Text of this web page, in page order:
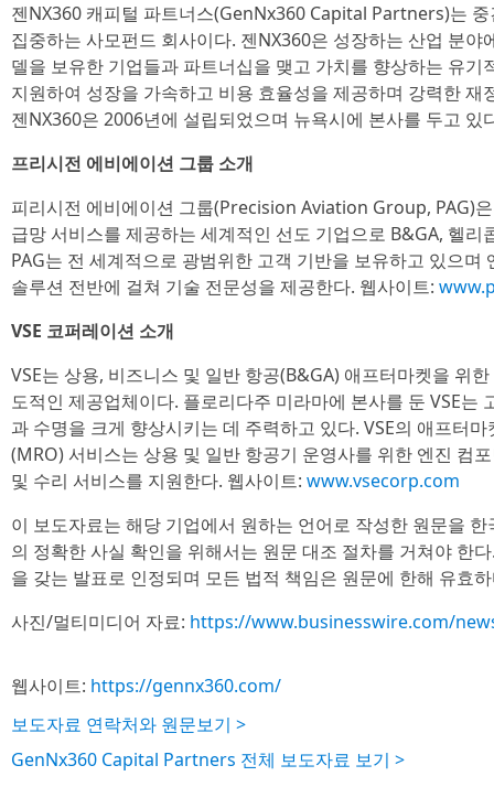
젠NX360 캐피털 파트너스(GenNx360 Capital Partners)는
집중하는 사모펀드 회사이다. 젠NX360은 성장하는 산업 분
델을 보유한 기업들과 파트너십을 맺고 가치를 향상하는 유
지원하여 성장을 가속하고 비용 효율성을 제공하며 강력한
젠NX360은 2006년에 설립되었으며 뉴욕시에 본사를 두고 있
프리시전 에비에이션 그룹 소개
피리시전 에비에이션 그룹(Precision Aviation Group, PAG)
급망 서비스를 제공하는 세계적인 선도 기업으로 B&GA, 헬리
PAG는 전 세계적으로 광범위한 고객 기반을 보유하고 있으며
솔루션 전반에 걸쳐 기술 전문성을 제공한다. 웹사이트:
VSE 코퍼레이션 소개
VSE는 상용, 비즈니스 및 일반 항공(B&GA) 애프터마켓을 위
도적인 제공업체이다. 플로리다주 미라마에 본사를 둔 VSE는
과 수명을 크게 향상시키는 데 주력하고 있다. VSE의 애프터마
(MRO) 서비스는 상용 및 일반 항공기 운영사를 위한 엔진 컴
및 수리 서비스를 지원한다. 웹사이트: www.vsecorp.com
이 보도자료는 해당 기업에서 원하는 언어로 작성한 원문을
의 정확한 사실 확인을 위해서는 원문 대조 절차를 거쳐야 한
을 갖는 발표로 인정되며 모든 법적 책임은 원문에 한해 유효
사진/멀티미디어 자료: https://www.businesswire.com/
웹사이트: https://gennx360.com/
보도자료 연락처와 원문보기 >
GenNx360 Capital Partners 전체 보도자료 보기 >